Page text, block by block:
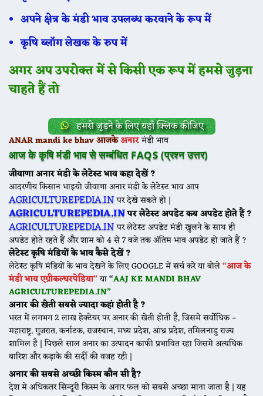
अपने क्षेत्र के मंडी भाव उपलब्ध करवाने के रूप में
कृषि ब्लॉग लेखक के रुप में
अगर अप उपरोक्त में से किसी एक रूप में हमसे जुड़ना
चाहते हैं तो
हमसे जुड़ने के लिए यहाँ क्लिक कीजिए
ANARmandi ke bhav आजकेअनारमंडी भाव
आज के कृषि मंडी भाव से सम्बंधित FAQS (प्रश्न उत्तर)
जीवाणा अनार मंडी के लेटेस्ट भाव कहा देखें ?
आदरणीय किसान भाइयो जीवाणा अनार मंडी के लेटेस्ट भाव आप
AGRICULTUREPEDIA.INपर देखे सकते हो |
AGRICULTUREPEDIA.INपर लेटेस्ट अपडेट कब अपडेट होते हैं ?
AGRICULTUREPEDIA.INपर लेटेस्ट अपडेट मंडी खुलने के साथ ही
अपडेट होते रहते हैं और शाम को 4 से 7 बजे तक अंतिम भाव अपडेट हो जाते हैं ?
लेटेस्ट कृषि मंडियों के भाव कैसे देखें ?
लेटेस्ट कृषि मंडियों के भाव देखने के लिए GOOGLE में सर्च करे या बोले“आज के
मंडी भाव एग्रीकल्चरपेडिया”या“AAJ KE MANDI BHAV
AGRICULTUREPEDIA.IN”
अनार की खेती सबसे ज्यादा कहां होती है ?
भरत में लगभग 2 लाख हेक्टेयर पर अनार की खेती होती है, जिसमे सर्वोधिक –
महाराष्ट्र, गुजरात, कर्नाटक, राजस्थान, मध्य प्रदेश, आंध्र प्रदेश, तमिलनाडु राज्य
शामिल है | पिछले साल अनार का उत्पादन काफी प्रभावित रहा जिसमे अत्यधिक
बारिश और कड़ाके की सर्दी की वजह रही |
अनार की सबसे अच्छी किस्म कौन सी है?
देश मे अधिकतर सिन्दूरी किस्म के अनार फल को सबसे अच्छा माना जाता है | यह